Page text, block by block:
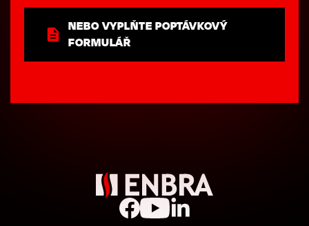
NEBO VYPLŇTE POPTÁVKOVÝ
FORMULÁŘ